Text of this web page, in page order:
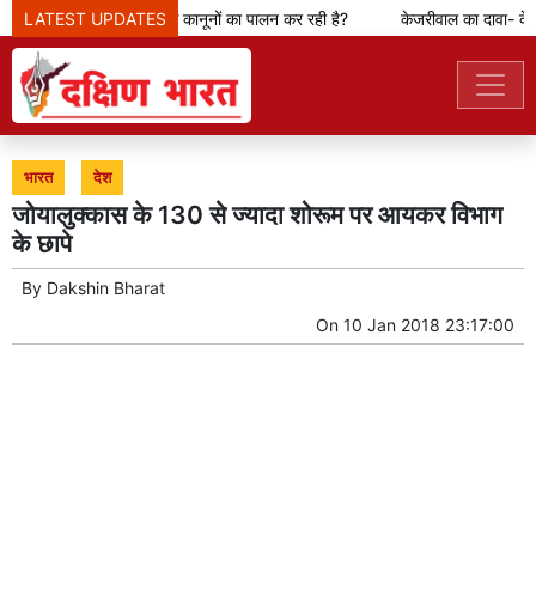
LATEST UPDATES
सरकार- क्या कंपनी देश के कानूनों का पालन कर रही है? केजरीवाल का दावा-
भारत देश
जोयालुक्कास के 130 से ज्यादा शोरूम पर आयकर विभाग
के छापे
By Dakshin Bharat
On 10 Jan 2018 23:17:00